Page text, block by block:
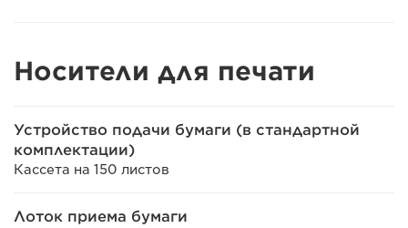
Носители для печати
Устройство подачи бумаги (в стандартной
комплектации)
Кассета на 150 листов
Лоток приема бумаги